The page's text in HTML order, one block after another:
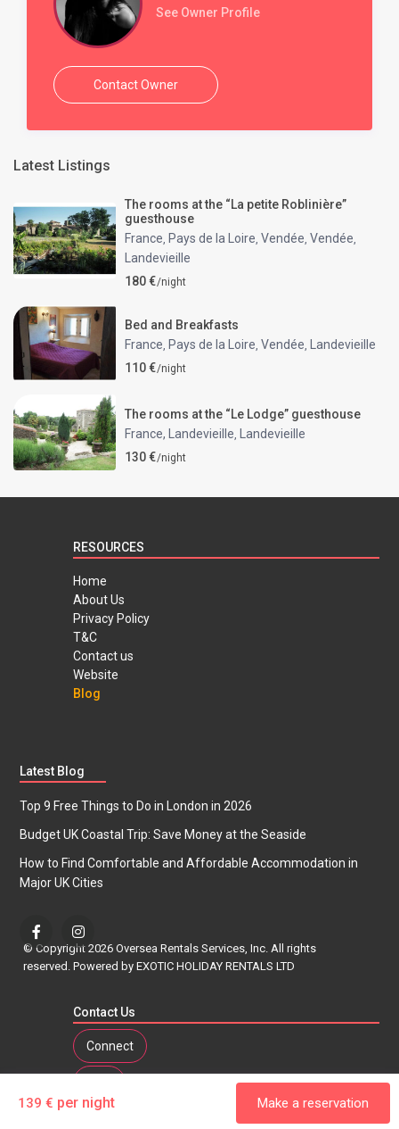
See Owner Profile
Contact Owner
Latest Listings
The rooms at the “La petite Roblinière”
guesthouse
France, Pays de la Loire,Vendée,Vendée,
Landevieille
180 €/night
Bed and Breakfasts
France Pays de la Loire ,Vendée
Landevieille
110 €/night
The rooms at the “Le Lodge” guesthouse
France, Landevieille
Landevieille
130 €/night
RESOURCES
Home
About Us
Privacy Policy
T&C
Contact us
Website
Blog
Latest Blog
Top 9 Free Things to Do in London in 2026
Budget UK Coastal Trip: Save Money at the Seaside
How to Find Comfortable and Affordable Accommodation in
Major UK Cities
© Copyright 2026 Oversea Rentals Services, Inc. All rights
reserved. Powered by EXOTIC HOLIDAY RENTALS LTD
Contact Us
Connect
139 € per night Make a reservation